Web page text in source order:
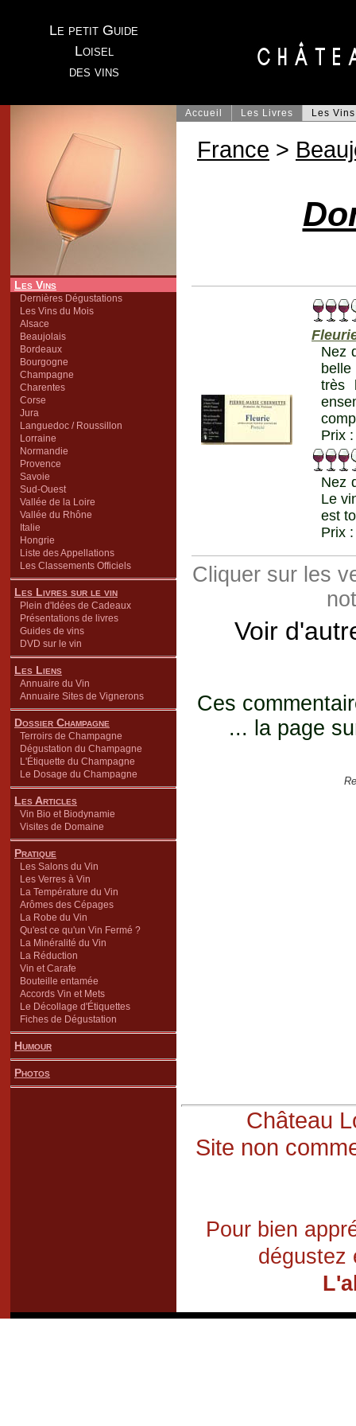
Le petit Guide
Loisel
des vins
Les Vins
Dernières Dégustations
Les Vins du Mois
Alsace
Beaujolais
Bordeaux
Bourgogne
Champagne
Charentes
Corse
Jura
Languedoc / Roussillon
Lorraine
Normandie
Provence
Savoie
Sud-Ouest
Vallée de la Loire
Vallée du Rhône
Italie
Hongrie
Liste des Appellations
Les Classements Officiels
Les Livres sur le vin
Plein d'Idées de Cadeaux
Présentations de livres
Guides de vins
DVD sur le vin
Les Liens
Annuaire du Vin
Annuaire Sites de Vignerons
Dossier Champagne
Terroirs de Champagne
Dégustation du Champagne
L'Étiquette du Champagne
Le Dosage du Champagne
Les Articles
Vin Bio et Biodynamie
Visites de Domaine
Pratique
Les Salons du Vin
Les Verres à Vin
La Température du Vin
Arômes des Cépages
La Robe du Vin
Qu'est ce qu'un Vin Fermé ?
La Minéralité du Vin
La Réduction
Vin et Carafe
Bouteille entamée
Accords Vin et Mets
Le Décollage d'Étiquettes
Fiches de Dégustation
Humour
Photos
Accueil Les Livres Les Vins
France >
Nez
très
Prix
Nez
Le
est
Prix
Cliquer sur les
Voir
Ces
... la page
Château
Site non
Pour bien
dégustez